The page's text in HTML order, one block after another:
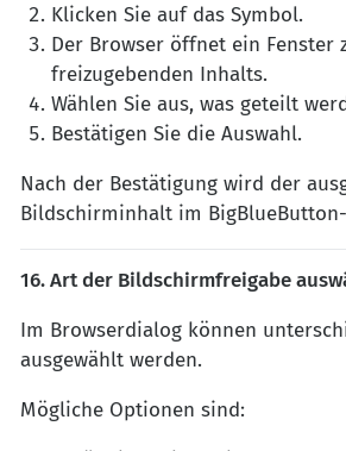
Klicken Sie auf das Symbol.
Der Browser öffnet ein Fenster
freizugebenden Inhalts.
Wählen Sie aus, was geteilt
Bestätigen Sie die Auswahl.
Nach der Bestätigung wird der
Bildschirminhalt im
16. Art der Bildschirmfreigabe
Im Browserdialog können
ausgewählt werden.
Mögliche Optionen sind: